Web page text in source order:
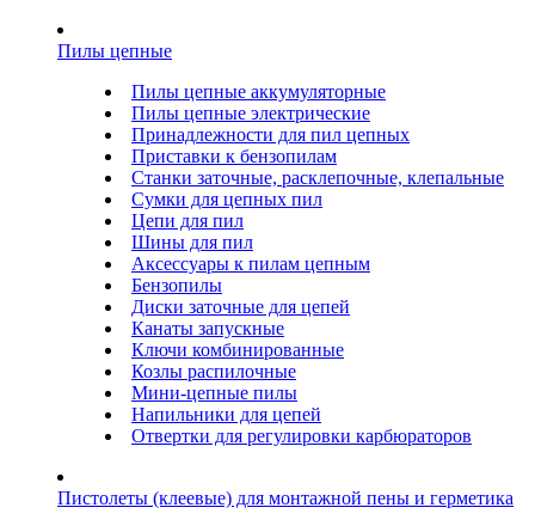
Пилы цепные
Пилы цепные аккумуляторные
Пилы цепные электрические
Принадлежности для пил цепных
Приставки к бензопилам
Станки заточные, расклепочные, клепальные
Сумки для цепных пил
Цепи для пил
Шины для пил
Аксессуары к пилам цепным
Бензопилы
Диски заточные для цепей
Канаты запускные
Ключи комбинированные
Козлы распилочные
Мини-цепные пилы
Напильники для цепей
Отвертки для регулировки карбюраторов
Пистолеты (клеевые) для монтажной пены и герметика